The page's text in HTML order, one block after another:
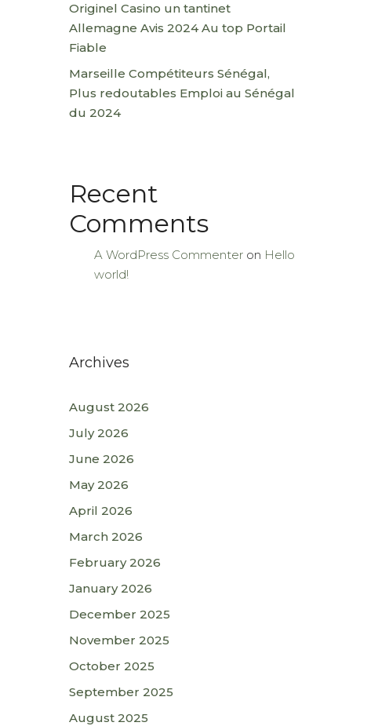
Originel Casino un tantinet
Allemagne Avis 2024 Au top Portail
Fiable
Marseille Compétiteurs Sénégal,
Plus redoutables Emploi au Sénégal
du 2024
Recent
Comments
A WordPress Commenter on Hello
world!
Archives
August 2026
July 2026
June 2026
May 2026
April 2026
March 2026
February 2026
January 2026
December 2025
November 2025
October 2025
September 2025
August 2025